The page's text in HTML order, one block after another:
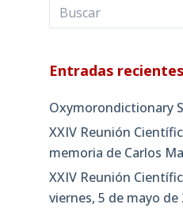
Entradas recientes
Oxymorondictionary
XXIV Reunión
memoria de Carlos
XXIV Reunión
viernes, 5 de mayo de